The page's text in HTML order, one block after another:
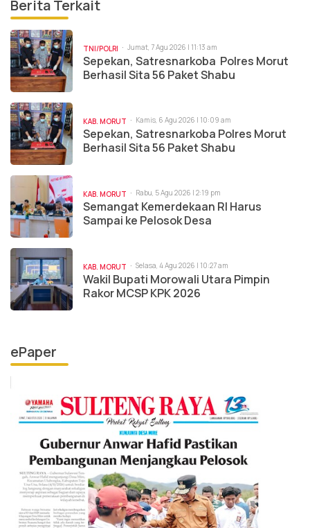
Berita Terkait
TNI/POLRI Jumat, 7 Agu 2026 | 11:13 am
Sepekan, Satresnarkoba Polres Morut
Berhasil Sita 56 Paket Shabu
KAB. MORUT Kamis, 6 Agu 2026 | 10:09 am
Sepekan, Satresnarkoba Polres Morut
Berhasil Sita 56 Paket Shabu
KAB. MORUT Rabu, 5 Agu 2026 | 2:19 pm
Semangat Kemerdekaan RI Harus
Sampai ke Pelosok Desa
KAB. MORUT Selasa, 4 Agu 2026 | 10:27 am
Wakil Bupati Morowali Utara Pimpin
Rakor MCSP KPK 2026
ePaper